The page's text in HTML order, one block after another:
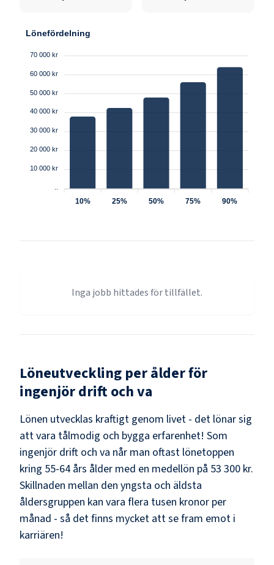
Lönefördelning
70 000 kr
60 000 kr
50 000 kr
40 000 kr
30 000 kr
20 000 kr
10 000 kr
10% 25% 50% 75% 90%
Inga jobb hittades för tillfället.
Löneutveckling per ålder för
ingenjör drift och va
Lönen utvecklas kraftigt genom livet - det lönar sig
att vara tålmodig och bygga erfarenhet! Som
ingenjör drift och va når man oftast lönetoppen
kring 55-64 års ålder med en medellön på 53 300 kr.
Skillnaden mellan den yngsta och äldsta
åldersgruppen kan vara flera tusen kronor per
månad - så det finns mycket att se fram emot i
karriären!